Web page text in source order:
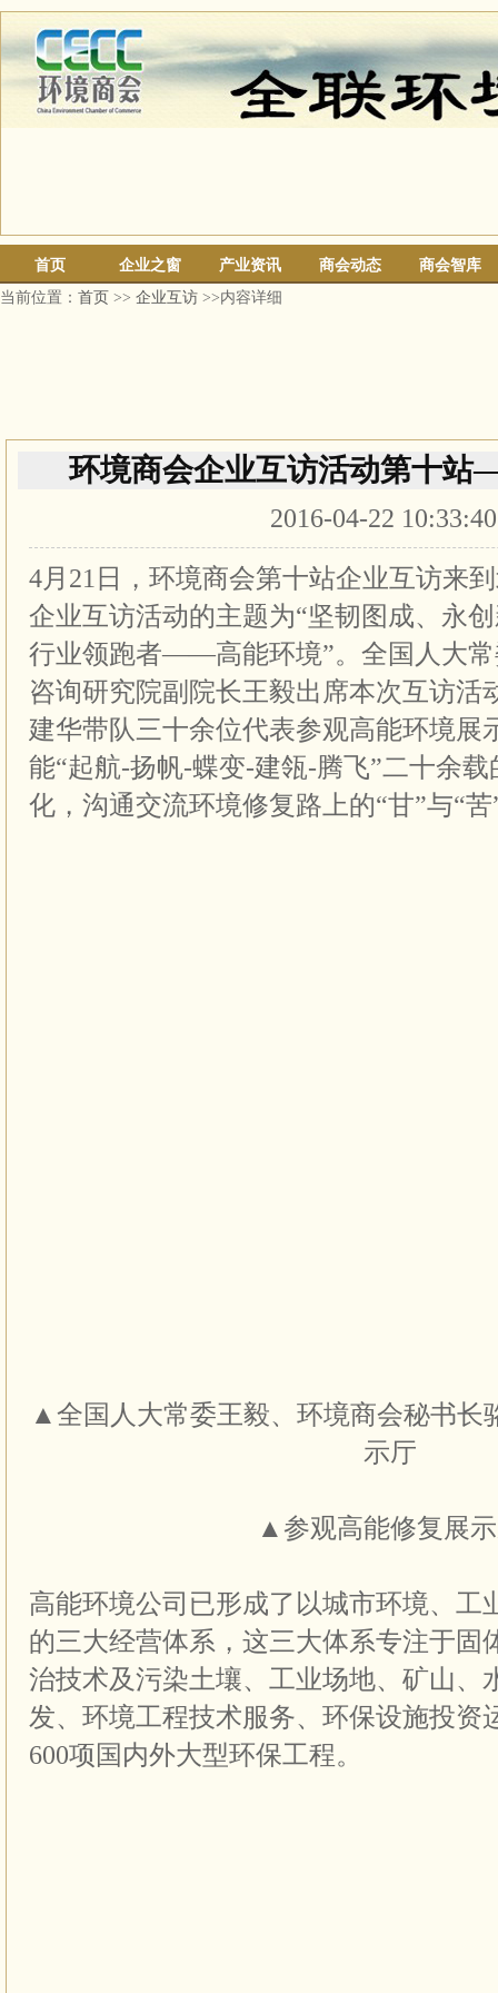
首页 企业之窗 产业资讯 商会动态
商会智库
当前位置： 首页 >> 企业互访 >>内容详细
环境商会企业互访活动第十
2016-04-22
4月21日，环境商会第十站企业互访来
企业互访活动的主题为“坚韧图成、永
行业领跑者——高能环境”。全国人大
咨询研究院副院长王毅出席本次互访活
建华带队三十余位代表参观高能环境展
能“起航-扬帆-蝶变-建瓴-腾飞”二十余
化，沟通交流环境修复路上的“甘”与“苦
▲全国人大常委王毅、环境商会秘书长
示厅
▲参观高能修复展
高能环境公司已形成了以城市环境、工
的三大经营体系，这三大体系专注于固
治技术及污染土壤、工业场地、矿山、
发、环境工程技术服务、环保设施投资
600项国内外大型环保工程。